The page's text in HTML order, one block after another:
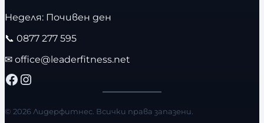
Неделя: Почивен ден
📞 0877 277 595
✉ office@leaderfitness.net
Facebook Instagram
© 2026 Лидерфитнес. Всички права запазени.